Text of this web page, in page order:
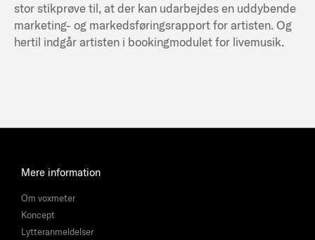
stor stikprøve til, at der kan udarbejdes en uddybende
marketing- og markedsføringsrapport for artisten. Og
hertil indgår artisten i bookingmodulet for livemusik.
Mere information
Om voxmeter
Koncept
Lytteranmeldelser